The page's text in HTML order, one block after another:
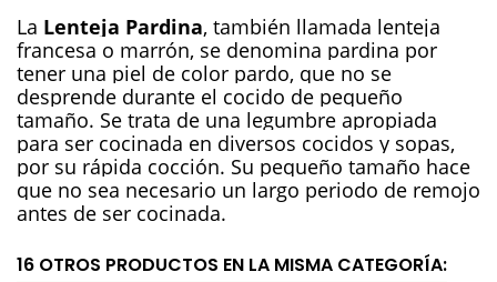
La Lenteja Pardina, también llamada lenteja
francesa o marrón, se denomina pardina por
tener una piel de color pardo, que no se
desprende durante el cocido de pequeño
tamaño. Se trata de una legumbre apropiada
para ser cocinada en diversos cocidos y sopas,
por su rápida cocción. Su pequeño tamaño hace
que no sea necesario un largo periodo de remojo
antes de ser cocinada.
16 OTROS PRODUCTOS EN LA MISMA CATEGORÍA: